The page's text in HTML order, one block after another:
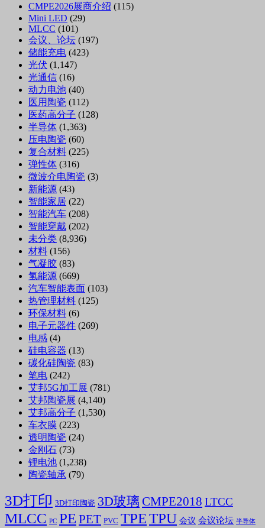
CMPE2026展商介绍 (115)
Mini LED (29)
MLCC (101)
会议、论坛 (197)
储能充电 (423)
光伏 (1,147)
光通信 (16)
动力电池 (40)
医用陶瓷 (112)
医药高分子 (128)
半导体 (1,363)
压电陶瓷 (60)
复合材料 (225)
弹性体 (316)
微波介电陶瓷 (3)
新能源 (43)
智能家居 (22)
智能汽车 (208)
智能穿戴 (202)
未分类 (8,936)
材料 (156)
气凝胶 (83)
氢能源 (669)
汽车智能表面 (103)
热管理材料 (125)
环保材料 (6)
电子元器件 (269)
电感 (4)
硅电容器 (13)
碳化硅陶瓷 (83)
笔电 (242)
艾邦5G加工展 (781)
艾邦陶瓷展 (4,140)
艾邦高分子 (1,530)
车衣膜 (223)
透明陶瓷 (24)
金刚石 (73)
锂电池 (1,238)
陶瓷轴承 (79)
3D打印 3D打印陶瓷 3D玻璃 CMPE2018 LTCC
MLCC PC PE PET PVC TPETPU 会议 会议论坛 半导体